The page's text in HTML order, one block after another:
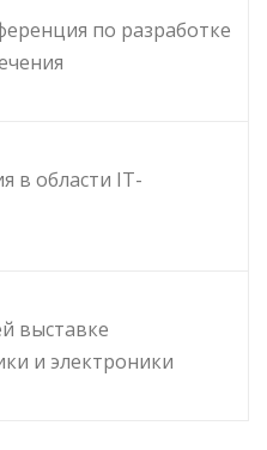
по разработке
в области IT-
выставке
и электроники